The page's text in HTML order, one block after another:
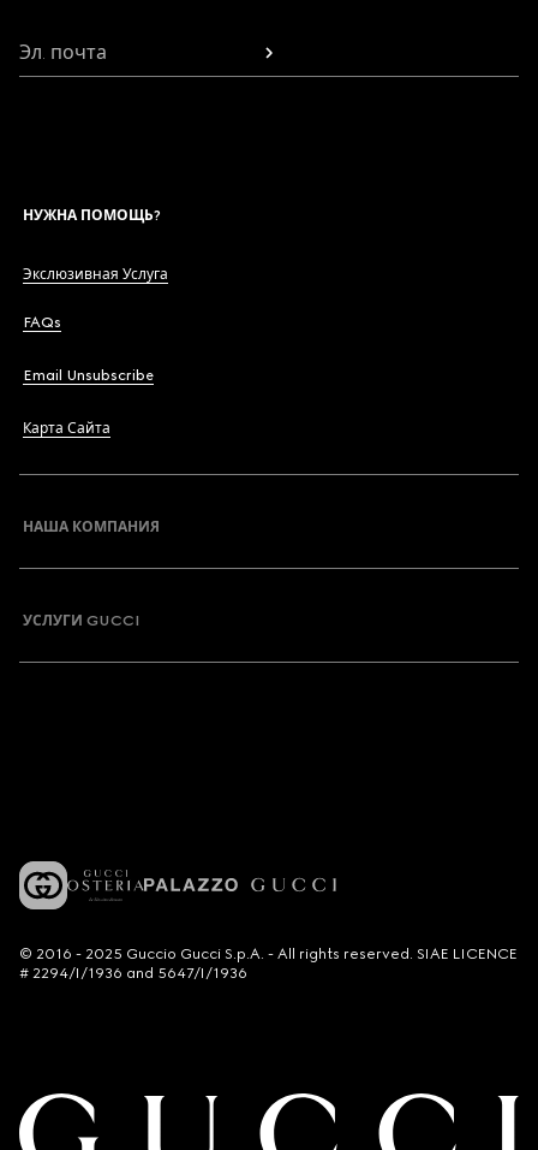
Эл. почта
НУЖНА ПОМОЩЬ?
Экслюзивная Услуга
FAQs
Email Unsubscribe
Карта Сайта
НАША КОМПАНИЯ
УСЛУГИ GUCCI
© 2016 - 2025 Guccio Gucci S.p.A. - All rights reserved. SIAE LICENCE
# 2294/I/1936 and 5647/I/1936